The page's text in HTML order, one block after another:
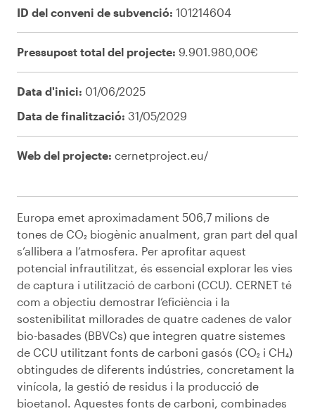
ID del conveni de subvenció: 101214604
Pressupost total del projecte: 9.901.980,00€
Data d'inici: 01/06/2025
Data de finalització: 31/05/2029
Web del projecte: cernetproject.eu/
Europa emet aproximadament 506,7 milions de
tones de CO₂ biogènic anualment, gran part del qual
s’allibera a l’atmosfera. Per aprofitar aquest
potencial infrautilitzat, és essencial explorar les vies
de captura i utilització de carboni (CCU). CERNET té
com a objectiu demostrar l’eficiència i la
sostenibilitat millorades de quatre cadenes de valor
bio-basades (BBVCs) que integren quatre sistemes
de CCU utilitzant fonts de carboni gasós (CO₂ i CH₄)
obtingudes de diferents indústries, concretament la
vinícola, la gestió de residus i la producció de
bioetanol. Aquestes fonts de carboni, combinades